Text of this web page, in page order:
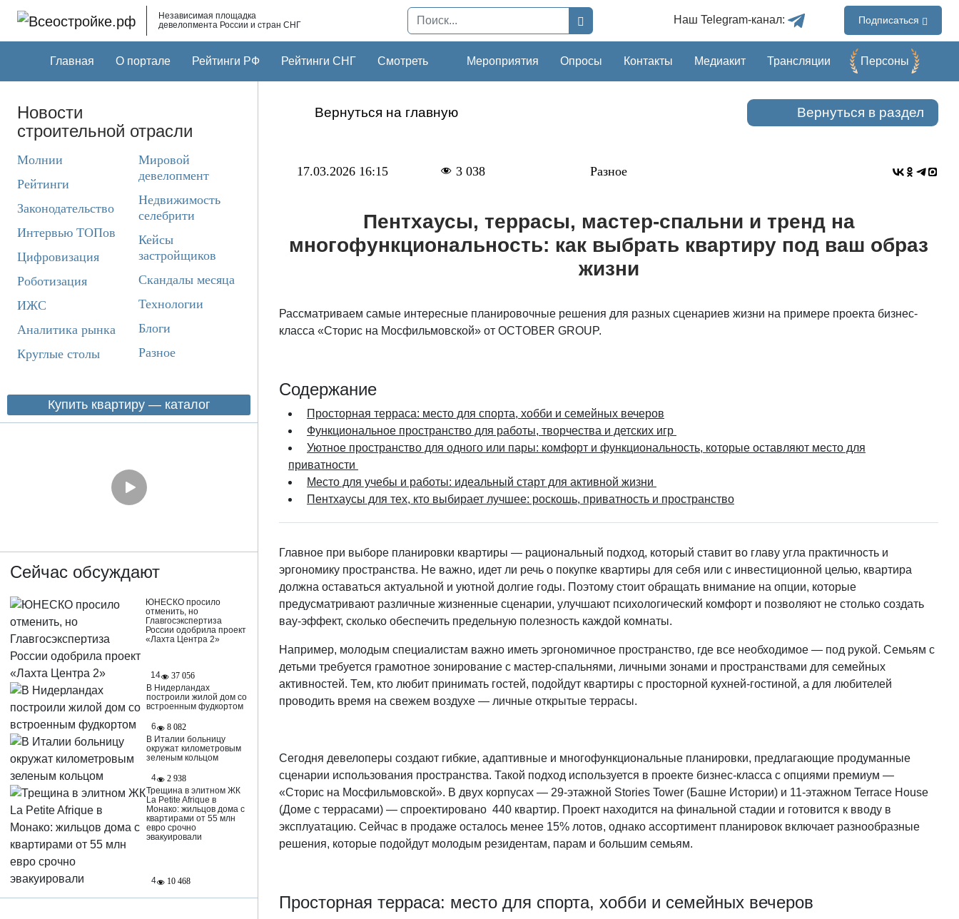
Независимая площадка
девелопмента России и стран СНГ
Наш Telegram-канал: Подписаться
Главная О портале Рейтинги РФ Рейтинги СНГ Смотреть Мероприятия Опросы Контакты Медиакит Трансляции Перcоны
Новости
строительной отрасли
Молнии
Рейтинги
Законодательство
Интервью ТОПов
Цифровизация
Роботизация
ИЖС
Аналитика рынка
Круглые столы
Мировой
девелопмент
Недвижимость
селебрити
Кейсы
застройщиков
Скандалы месяца
Технологии
Блоги
Разное
Купить квартиру — каталог
Сейчас обсуждают
ЮНЕСКО просило
отменить, но
Главгосэкспертиза
России одобрила проект
«Лахта Центра 2»
14
37 056
В Нидерландах
построили жилой дом со
встроенным фудкортом
6
8 082
В Италии больницу
окружат километровым
зеленым кольцом
4
2 938
Трещина в элитном ЖК
La Petite Afrique в
Монако: жильцов дома с
квартирами от 55 млн
евро срочно
эвакуировали
4 10 468
Вернуться на главную Вернуться в раздел
17.03.2026 16:15 3 038 Разное
Пентхаусы, террасы, мастер-спальни и тренд на
многофункциональность: как выбрать квартиру под ваш образ
жизни
Рассматриваем самые интересные планировочные решения для разных сценариев жизни на примере проекта бизнес-
класса «Сторис на Мосфильмовской» от OCTOBER GROUP.
Содержание
Просторная терраса: место для спорта, хобби и семейных вечеров
Функциональное пространство для работы, творчества и детских игр
Уютное пространство для одного или пары: комфорт и функциональность, которые оставляют место для
приватности
Место для учебы и работы: идеальный старт для активной жизни
Пентхаусы для тех, кто выбирает лучшее: роскошь, приватность и пространство
Главное при выборе планировки квартиры — рациональный подход, который ставит во главу угла практичность и
эргономику пространства. Не важно, идет ли речь о покупке квартиры для себя или с инвестиционной целью, квартира
должна оставаться актуальной и уютной долгие годы. Поэтому стоит обращать внимание на опции, которые
предусматривают различные жизненные сценарии, улучшают психологический комфорт и позволяют не столько создать
вау-эффект, сколько обеспечить предельную полезность каждой комнаты.
Например, молодым специалистам важно иметь эргономичное пространство, где все необходимое — под рукой. Семьям с
детьми требуется грамотное зонирование с мастер-спальнями, личными зонами и пространствами для семейных
активностей. Тем, кто любит принимать гостей, подойдут квартиры с просторной кухней-гостиной, а для любителей
проводить время на свежем воздухе — личные открытые террасы.
Сегодня девелоперы создают гибкие, адаптивные и многофункциональные планировки, предлагающие продуманные
сценарии использования пространства. Такой подход используется в проекте бизнес-класса с опциями премиум —
«Сторис на Мосфильмовской». В двух корпусах — 29-этажной Stories Tower (Башне Истории) и 11-этажном Terrace House
(Доме с террасами) — спроектировано 440 квартир. Проект находится на финальной стадии и готовится к вводу в
эксплуатацию. Сейчас в продаже осталось менее 15% лотов, однако ассортимент планировок включает разнообразные
решения, которые подойдут молодым резидентам, парам и большим семьям.
Просторная терраса: место для спорта, хобби и семейных вечеров